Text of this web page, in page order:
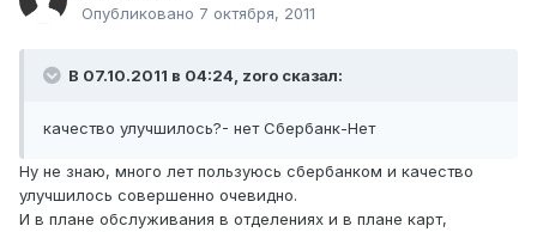
Опубликовано 7 октября, 2011
В 07.10.2011 в 04:24, zoro сказал:
качество улучшилось?- нет Сбербанк-Нет
Ну не знаю, много лет пользуюсь сбербанком и качество
улучшилось совершенно очевидно.
И в плане обслуживания в отделениях и в плане карт,